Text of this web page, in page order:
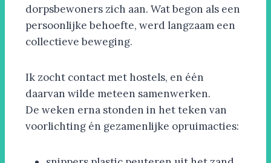
dorpsbewoners zich aan. Wat begon als een
persoonlijke behoefte, werd langzaam een
collectieve beweging.
Ik zocht contact met hostels, en één
daarvan wilde meteen samenwerken.
De weken erna stonden in het teken van
voorlichting én gezamenlijke opruimacties: